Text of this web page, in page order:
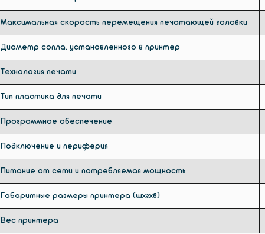
Максимальная скорость перемещения печатающей головки
Диаметр сопла, установленного в принтер
Технология печати
Тип пластика для печати
Программное обеспечение
Подключение и периферия
Питание от сети и потребляемая мощность
Габаритные размеры принтера (шхгхв)
Вес принтера